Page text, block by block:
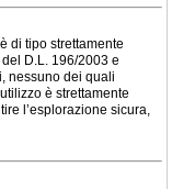
di tipo strettamente
D.L. 196/2003 e
nessuno dei quali
è strettamente
l’esplorazione sicura,